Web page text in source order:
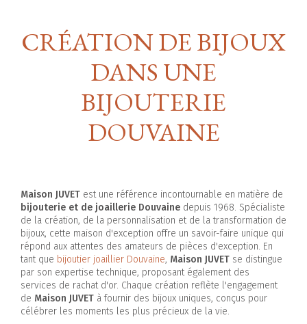
CRÉATION DE BIJOUX
DANS UNE
BIJOUTERIE
DOUVAINE
Maison JUVET est une référence incontournable en matière de
bijouterie et de joaillerie Douvaine depuis 1968. Spécialiste
de la création, de la personnalisation et de la transformation de
bijoux, cette maison d'exception offre un savoir-faire unique qui
répond aux attentes des amateurs de pièces d'exception. En
tant que bijoutier joaillier Douvaine, Maison JUVET se distingue
par son expertise technique, proposant également des
services de rachat d'or. Chaque création reflète l'engagement
de Maison JUVET à fournir des bijoux uniques, conçus pour
célébrer les moments les plus précieux de la vie.